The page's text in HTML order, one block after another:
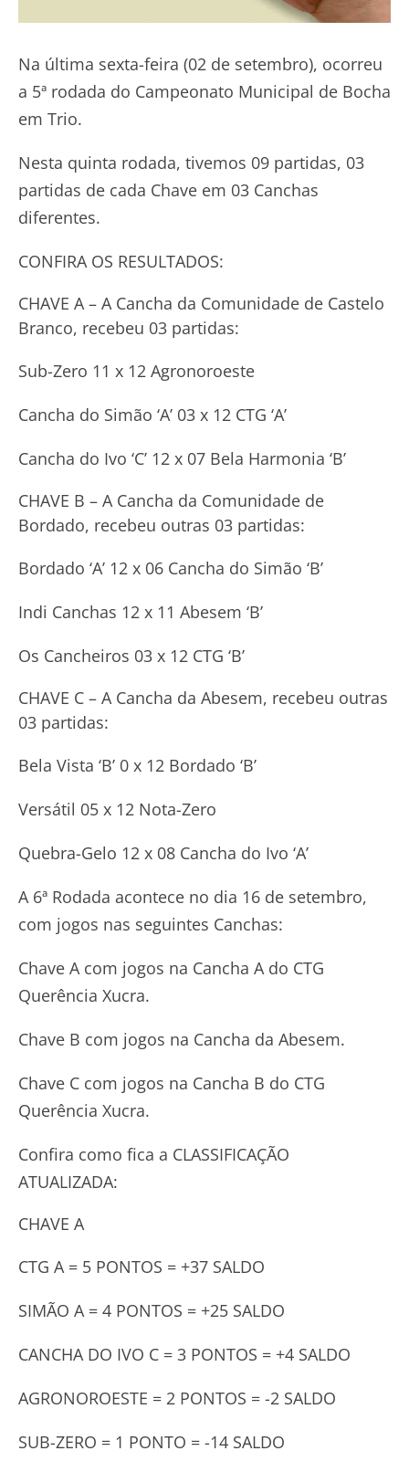
Na última sexta-feira (02 de setembro), ocorreu
a 5ª rodada do Campeonato Municipal de Bocha
em Trio.
Nesta quinta rodada, tivemos 09 partidas, 03
partidas de cada Chave em 03 Canchas
diferentes.
CONFIRA OS RESULTADOS:
CHAVE A – A Cancha da Comunidade de Castelo
Branco, recebeu 03 partidas:
Sub-Zero 11 x 12 Agronoroeste
Cancha do Simão ‘A’ 03 x 12 CTG ‘A’
Cancha do Ivo ‘C’ 12 x 07 Bela Harmonia ‘B’
CHAVE B – A Cancha da Comunidade de
Bordado, recebeu outras 03 partidas:
Bordado ‘A’ 12 x 06 Cancha do Simão ‘B’
Indi Canchas 12 x 11 Abesem ‘B’
Os Cancheiros 03 x 12 CTG ‘B’
CHAVE C – A Cancha da Abesem, recebeu outras
03 partidas:
Bela Vista ‘B’ 0 x 12 Bordado ‘B’
Versátil 05 x 12 Nota-Zero
Quebra-Gelo 12 x 08 Cancha do Ivo ‘A’
A 6ª Rodada acontece no dia 16 de setembro,
com jogos nas seguintes Canchas:
Chave A com jogos na Cancha A do CTG
Querência Xucra.
Chave B com jogos na Cancha da Abesem.
Chave C com jogos na Cancha B do CTG
Querência Xucra.
Confira como fica a CLASSIFICAÇÃO
ATUALIZADA:
CHAVE A
CTG A = 5 PONTOS = +37 SALDO
SIMÃO A = 4 PONTOS = +25 SALDO
CANCHA DO IVO C = 3 PONTOS = +4 SALDO
AGRONOROESTE = 2 PONTOS = -2 SALDO
SUB-ZERO = 1 PONTO = -14 SALDO